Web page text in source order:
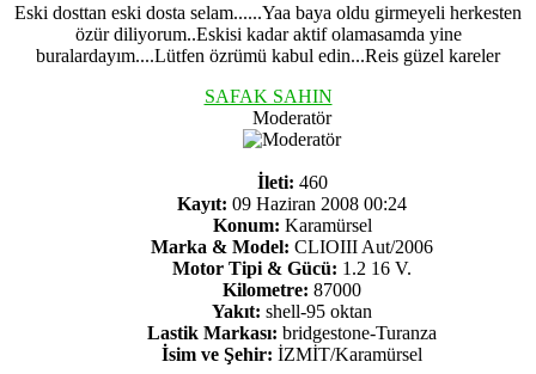
Eski dosttan eski dosta selam......Yaa baya oldu girmeyeli herkesten
özür diliyorum..Eskisi kadar aktif olamasamda yine
buralardayım....Lütfen özrümü kabul edin...Reis güzel kareler
SAFAK SAHIN
Moderatör
İleti: 460
Kayıt: 09 Haziran 2008 00:24
Konum: Karamürsel
Marka & Model: CLIOIII Aut/2006
Motor Tipi & Gücü: 1.2 16 V.
Kilometre: 87000
Yakıt: shell-95 oktan
Lastik Markası: bridgestone-Turanza
İsim ve Şehir: İZMİT/Karamürsel